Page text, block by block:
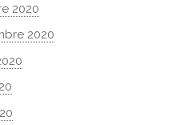
2020
2020